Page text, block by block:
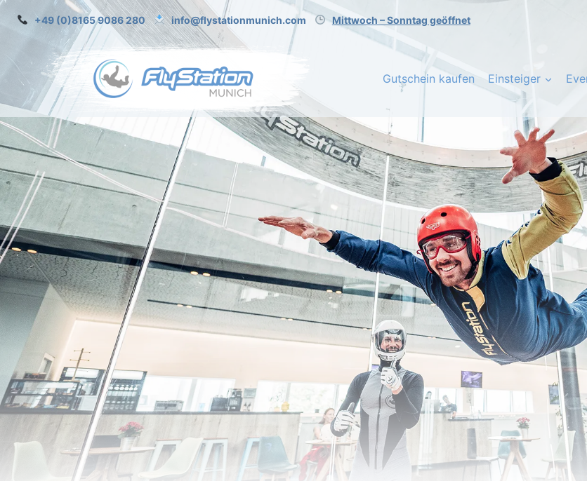
+49 (0)8165 9086 280 info@flystationmunich.com Mittwoch – Sonntag geöffnet
Gutschein kaufen Einsteiger